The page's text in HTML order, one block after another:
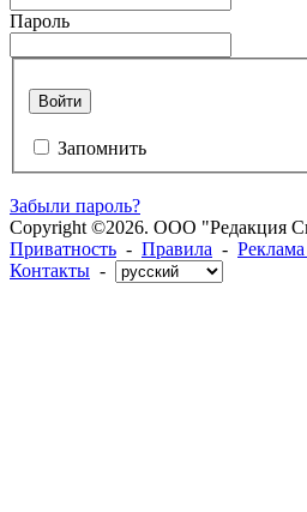
Пароль
Войти
Запомнить
Забыли пароль?
Copyright ©2026. ООО "Редакция
Приватность - Правила -
Контакты -